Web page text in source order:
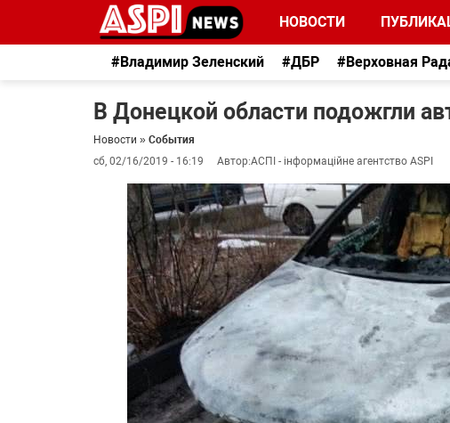
НОВОСТИ
#Владимир Зеленский #ДБР #Верховная
В Донецкой области подожгли
Новости » События
сб, 02/16/2019 - 16:19
Автор:АСПІ - інформаційне агентство ASPI